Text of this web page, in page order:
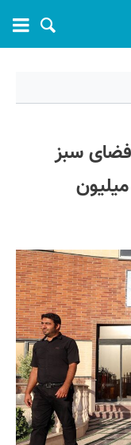
فضای سبز
شهری تا پایان سال به ۵۶.۵ میلیون